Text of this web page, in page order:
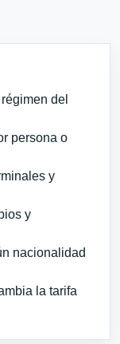
del
persona o
y
y
nacionalidad
la tarifa